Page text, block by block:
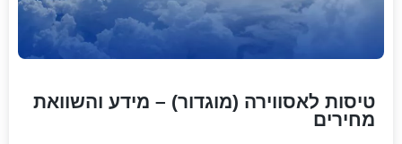
טיסות לאסווירה (מוגדור) – מידע והשוואת
מחירים